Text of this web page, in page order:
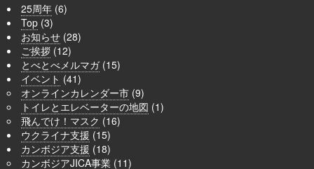
25周年 (6)
Top (3)
お知らせ (28)
ご挨拶 (12)
とべとべメルマガ(15)
イベント (41)
オンラインカレンダー市 (9)
トイレとエレベーターの地図 (1)
飛んでけ！マスク (16)
ウクライナ支援 (15)
カンボジア支援 (18)
カンボジアJICA事業 (11)